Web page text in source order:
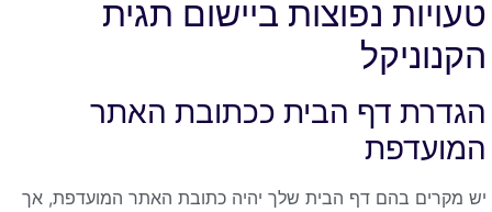
טעויות נפוצות ביישום תגית
הקנוניקל
הגדרת דף הבית ככתובת האתר
המועדפת
יש מקרים בהם דף הבית שלך יהיה כתובת האתר המועדפת, אך